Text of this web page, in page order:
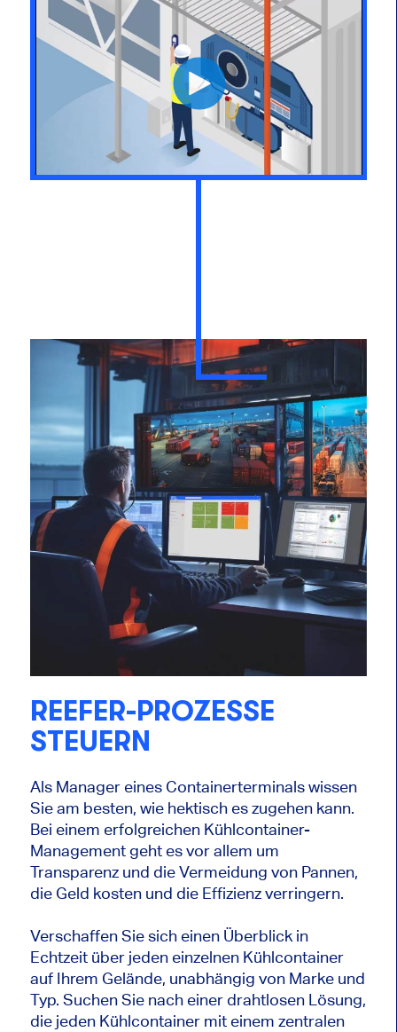
REEFER-PROZESSE
STEUERN
Als Manager eines Containerterminals wissen
Sie am besten, wie hektisch es zugehen kann.
Bei einem erfolgreichen Kühlcontainer-
Management geht es vor allem um
Transparenz und die Vermeidung von Pannen,
die Geld kosten und die Effizienz verringern.
Verschaffen Sie sich einen Überblick in
Echtzeit über jeden einzelnen Kühlcontainer
auf Ihrem Gelände, unabhängig von Marke und
Typ. Suchen Sie nach einer drahtlosen Lösung,
die jeden Kühlcontainer mit einem zentralen